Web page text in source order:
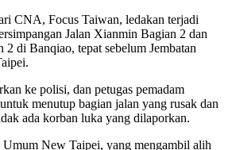
CNA, Focus Taiwan, ledakan terjadi
Jalan Xianmin Bagian 2 dan
2 di Banqiao, tepat sebelum Jembatan
ke polisi, dan petugas pemadam
menutup bagian jalan yang rusak dan
ada korban luka yang dilaporkan.
Umum New Taipei, yang mengambil alih